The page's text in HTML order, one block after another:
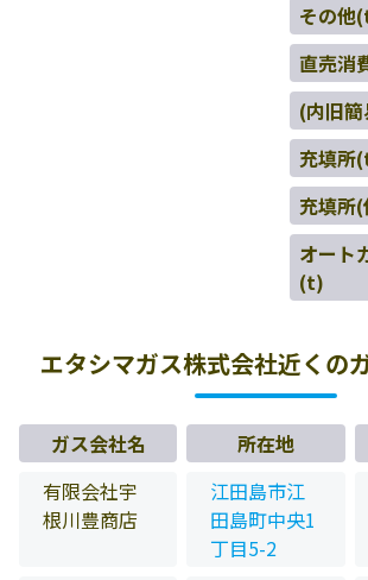
その他
直売消
(内旧
充填所
充填所
オート
(t)
エタシマガス株式会社近くの
ガス会社名 所在地
有限会社宇
根川豊商店
江田島市江
田島町中央1
丁目5-2